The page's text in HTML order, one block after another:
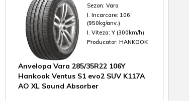
Sezon:Vara
I. Incarcare: 106
(950kg/anv.)
I. Viteza:Y (300km/h)
Producator:HANKOOK
Anvelopa Vara 285/35R22 106Y
Hankook Ventus S1 evo2 SUV K117A
AO XL Sound Absorber